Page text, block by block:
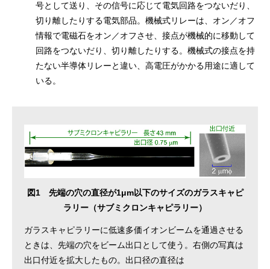
号として送り、その信号に応じて電気回路をつないだり、
切り離したりする電気部品。機械式リレーは、オン／オフ
情報で電磁石をオン／オフさせ、接点が機械的に移動して
回路をつないだり、切り離したりする。機械式の接点を持
たない半導体リレーと違い、高電圧がかかる用途に適して
いる。
図1 先端の穴の直径が1μm以下のサイズのガラスキャピ
ラリー（サブミクロンキャピラリー）
ガラスキャピラリーに低速多価イオンビームを通過させる
ときは、先端の穴をビーム出口として使う。右側の写真は
出口付近を拡大したもの。出口径の直径は